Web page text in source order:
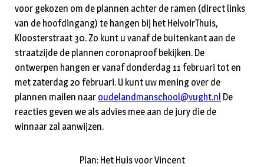
voor gekozen om de plannen achter de ramen (direct links
van de hoofdingang) te hangen bij het HelvoirThuis,
Kloosterstraat 30. Zo kunt u vanaf de buitenkant aan de
straatzijde de plannen coronaproof bekijken. De
ontwerpen hangen er vanaf donderdag 11 februari tot en
met zaterdag 20 februari. U kunt uw mening over de
plannen mailen naar oudelandmanschool@vught.nl De
reacties geven we als advies mee aan de jury die de
winnaar zal aanwijzen.
Plan: Het Huis voor Vincent